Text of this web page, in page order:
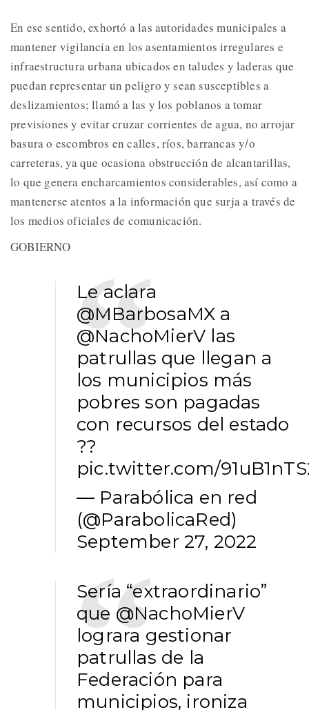
En ese sentido, exhortó a las autoridades municipales a
mantener vigilancia en los asentamientos irregulares e
infraestructura urbana ubicados en taludes y laderas que
puedan representar un peligro y sean susceptibles a
deslizamientos; llamó a las y los poblanos a tomar
previsiones y evitar cruzar corrientes de agua, no arrojar
basura o escombros en calles, ríos, barrancas y/o
carreteras, ya que ocasiona obstrucción de alcantarillas,
lo que genera encharcamientos considerables, así como a
mantenerse atentos a la información que surja a través de
los medios oficiales de comunicación.
GOBIERNO
Le aclara
@MBarbosaMX a
@NachoMierV las
patrullas que llegan a
los municipios más
pobres son pagadas
con recursos del estado
??
pic.twitter.com/
— Parabólica en red
(@ParabolicaRed)
September 27, 2022
Sería “extraordinario”
que @NachoMierV
lograra gestionar
patrullas de la
Federación para
municipios, ironiza